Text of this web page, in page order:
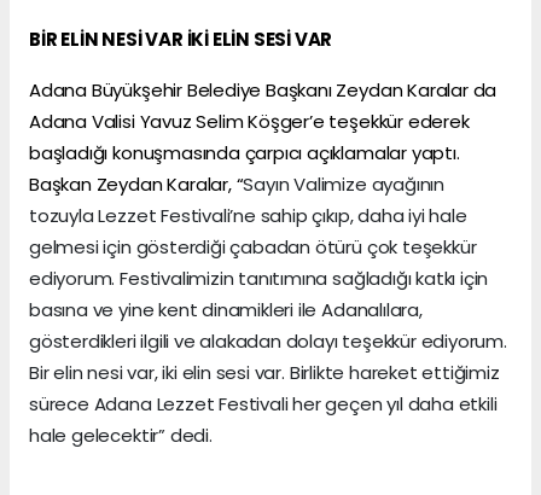
BİR ELİN NESİ VAR İKİ ELİN SESİ VAR
Adana Büyükşehir Belediye Başkanı Zeydan Karalar da
Adana Valisi Yavuz Selim Köşger’e teşekkür ederek
başladığı konuşmasında çarpıcı açıklamalar yaptı.
Başkan Zeydan Karalar, “Sayın Valimize ayağının
tozuyla Lezzet Festivali’ne sahip çıkıp, daha iyi hale
gelmesi için gösterdiği çabadan ötürü çok teşekkür
ediyorum. Festivalimizin tanıtımına sağladığı katkı için
basına ve yine kent dinamikleri ile Adanalılara,
gösterdikleri ilgili ve alakadan dolayı teşekkür ediyorum.
Bir elin nesi var, iki elin sesi var. Birlikte hareket ettiğimiz
sürece Adana Lezzet Festivali her geçen yıl daha etkili
hale gelecektir” dedi.